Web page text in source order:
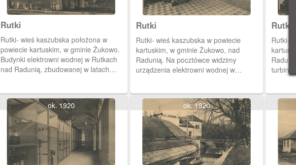
Rutki
Rutki- wieś kaszubska położona w
powiecie kartuskim, w gminie Żukowo.
Budynki elektrowni wodnej w Rutkach
nad Radunią, zbudowanej w latach
Rutki
Rutki- wieś kaszubska w powiecie
kartuskim, w gminie Żukowo, nad
Radunią. Na pocztówce widzimy
urządzenia elektrowni wodnej w
Rutki
Rutki-
turbinę
ok. 1920 ok. 1920